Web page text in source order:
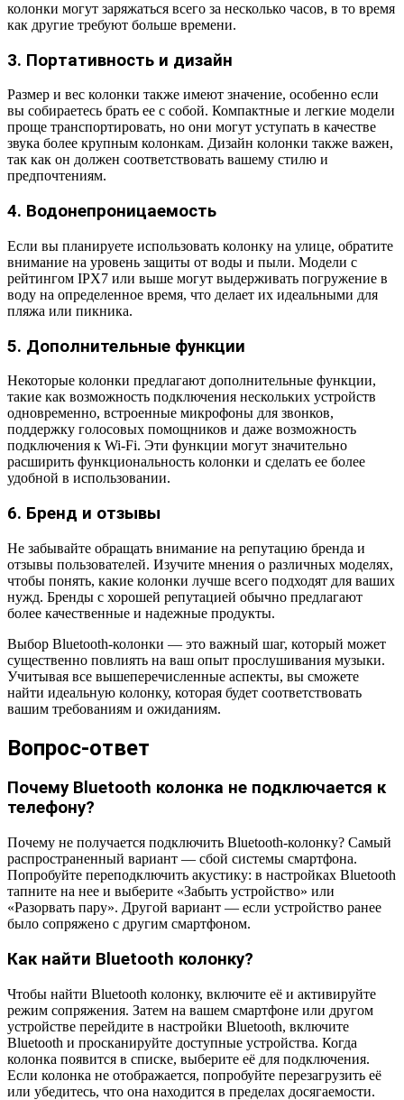
колонки могут заряжаться всего за несколько часов, в то время
как другие требуют больше времени.
3. Портативность и дизайн
Размер и вес колонки также имеют значение, особенно если
вы собираетесь брать ее с собой. Компактные и легкие модели
проще транспортировать, но они могут уступать в качестве
звука более крупным колонкам. Дизайн колонки также важен,
так как он должен соответствовать вашему стилю и
предпочтениям.
4. Водонепроницаемость
Если вы планируете использовать колонку на улице, обратите
внимание на уровень защиты от воды и пыли. Модели с
рейтингом IPX7 или выше могут выдерживать погружение в
воду на определенное время, что делает их идеальными для
пляжа или пикника.
5. Дополнительные функции
Некоторые колонки предлагают дополнительные функции,
такие как возможность подключения нескольких устройств
одновременно, встроенные микрофоны для звонков,
поддержку голосовых помощников и даже возможность
подключения к Wi-Fi. Эти функции могут значительно
расширить функциональность колонки и сделать ее более
удобной в использовании.
6. Бренд и отзывы
Не забывайте обращать внимание на репутацию бренда и
отзывы пользователей. Изучите мнения о различных моделях,
чтобы понять, какие колонки лучше всего подходят для ваших
нужд. Бренды с хорошей репутацией обычно предлагают
более качественные и надежные продукты.
Выбор Bluetooth-колонки — это важный шаг, который может
существенно повлиять на ваш опыт прослушивания музыки.
Учитывая все вышеперечисленные аспекты, вы сможете
найти идеальную колонку, которая будет соответствовать
вашим требованиям и ожиданиям.
Вопрос-ответ
Почему Bluetooth колонка не подключается к
телефону?
Почему не получается подключить Bluetooth-колонку? Самый
распространенный вариант — сбой системы смартфона.
Попробуйте переподключить акустику: в настройках Bluetooth
тапните на нее и выберите «Забыть устройство» или
«Разорвать пару». Другой вариант — если устройство ранее
было сопряжено с другим смартфоном.
Как найти Bluetooth колонку?
Чтобы найти Bluetooth колонку, включите её и активируйте
режим сопряжения. Затем на вашем смартфоне или другом
устройстве перейдите в настройки Bluetooth, включите
Bluetooth и просканируйте доступные устройства. Когда
колонка появится в списке, выберите её для подключения.
Если колонка не отображается, попробуйте перезагрузить её
или убедитесь, что она находится в пределах досягаемости.